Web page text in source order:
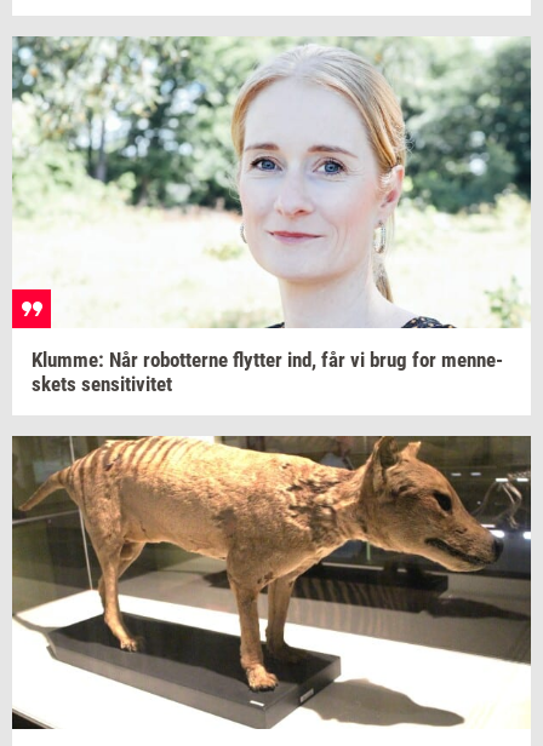
Klum­me: Når ro­bot­ter­ne flyt­ter ind, får vi brug for men­ne­
skets sen­si­ti­vi­tet